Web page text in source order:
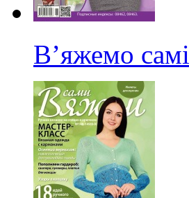
В’яжемо самі